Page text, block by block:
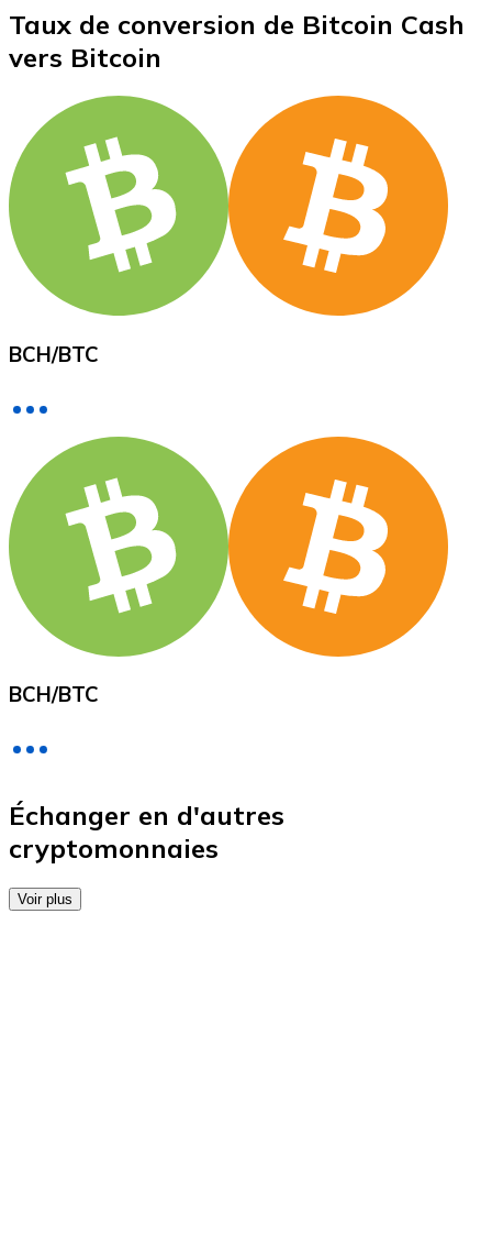
XRP
Achetez des cryptomonnaies en espèces et d'autres
Virement SEPA
Ajoutez des fonds à votre compte Bitnovo ou
Acheter avec virement bancaire
Carte de crédit / débit
Utilisez les cartes Visa et Mastercard pour acheter
Acheter avec carte
Boutique - Cartes
Aller à la boutique de cartes-cadeaux
Taux de conversion de Bitcoin Cash
vers Bitcoin
BCH/BTC
BCH/BTC
Échanger en d'autres
cryptomonnaies
Voir plus